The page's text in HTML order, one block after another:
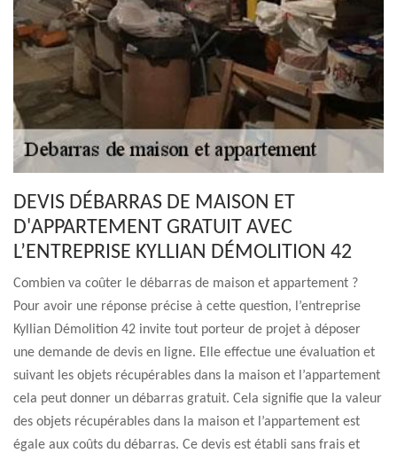
DEVIS DÉBARRAS DE MAISON ET
D'APPARTEMENT GRATUIT AVEC
L’ENTREPRISE KYLLIAN DÉMOLITION 42
Combien va coûter le débarras de maison et appartement ?
Pour avoir une réponse précise à cette question, l’entreprise
Kyllian Démolition 42 invite tout porteur de projet à déposer
une demande de devis en ligne. Elle effectue une évaluation et
suivant les objets récupérables dans la maison et l’appartement
cela peut donner un débarras gratuit. Cela signifie que la valeur
des objets récupérables dans la maison et l’appartement est
égale aux coûts du débarras. Ce devis est établi sans frais et